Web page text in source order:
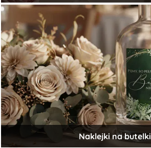
Naklejki na butelki